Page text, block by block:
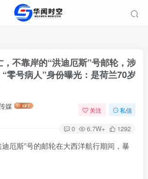
不靠岸的“洪迪厄斯”号邮轮，涉
零号病人”身份曝光：是荷兰70岁
媒 关注 私信
0 6.7W+ 1292
厄斯”号的邮轮在大西洋航行期间，暴